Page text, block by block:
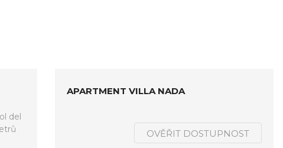
del
APARTMENT VILLA NADA
OVĚŘIT DOSTUPNOST